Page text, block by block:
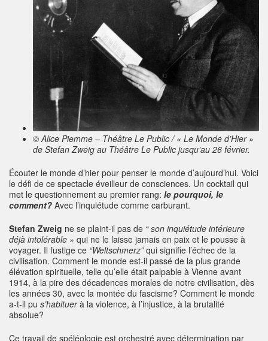
© Alice Piemme – Théâtre Le Public / « Le Monde d’Hier »
de Stefan Zweig au Théâtre Le Public jusqu’au 26 février.
Écouter le monde d’hier pour penser le monde d’aujourd’hui. Voici
le défi de ce spectacle éveilleur de consciences. Un cocktail qui
met le questionnement au premier rang: le pourquoi, le
comment? Avec l’inquiétude comme carburant.
Stefan Zweig ne se plaint-il pas de “ son inquiétude intérieure
déjà intolérable » qui ne le laisse jamais en paix et le pousse à
voyager. Il fustige ce “Weltschmerz” qui signifie l’échec de la
civilisation. Comment le monde est-il passé de la plus grande
élévation spirituelle, telle qu’elle était palpable à Vienne avant
1914, à la pire des décadences morales de notre civilisation, dès
les années 30, avec la montée du fascisme? Comment le monde
a-t-il pu s’habituer à la violence, à l’injustice, à la brutalité
absolue?
Ce travail de spéléologie est orchestré avec détermination par